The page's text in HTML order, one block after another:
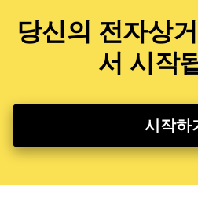
당신의 전자상
서 시작
시작하